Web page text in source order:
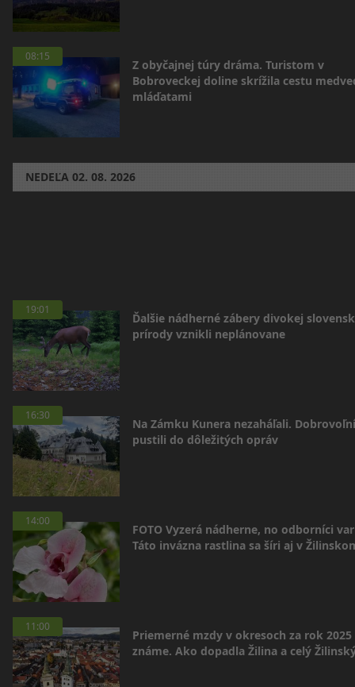
08:15
Z obyčajnej túry dráma. Turistom v
Bobroveckej doline skrížila cestu
mláďatami
NEDEĽA 02. 08. 2026
19:01
Ďalšie nádherné zábery divokej
prírody vznikli neplánovane
16:30
Na Zámku Kunera nezaháľali.
pustili do dôležitých opráv
14:00
FOTO Vyzerá nádherne, no odborníci
Táto invázna rastlina sa šíri aj v
11:00
Priemerné mzdy v okresoch za rok 2025
známe. Ako dopadla Žilina a celý